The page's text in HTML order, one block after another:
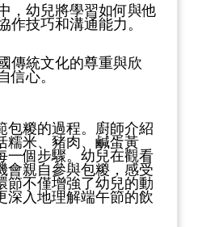
，幼兒將學習如何與他
作技巧和溝通能力。
傳統文化的尊重與欣
信心。
包糉的過程。廚師介紹
糯米、豬肉、鹹蛋黃
一個步驟。幼兒在觀看
會親自參與包糉，感受
節不僅增強了幼兒的動
深入地理解端午節的飲